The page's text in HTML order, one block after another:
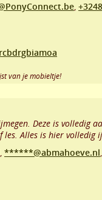
,
van je mobieltje!
Deze is volledig
Alles is hier
******@abmahoeve.nl,